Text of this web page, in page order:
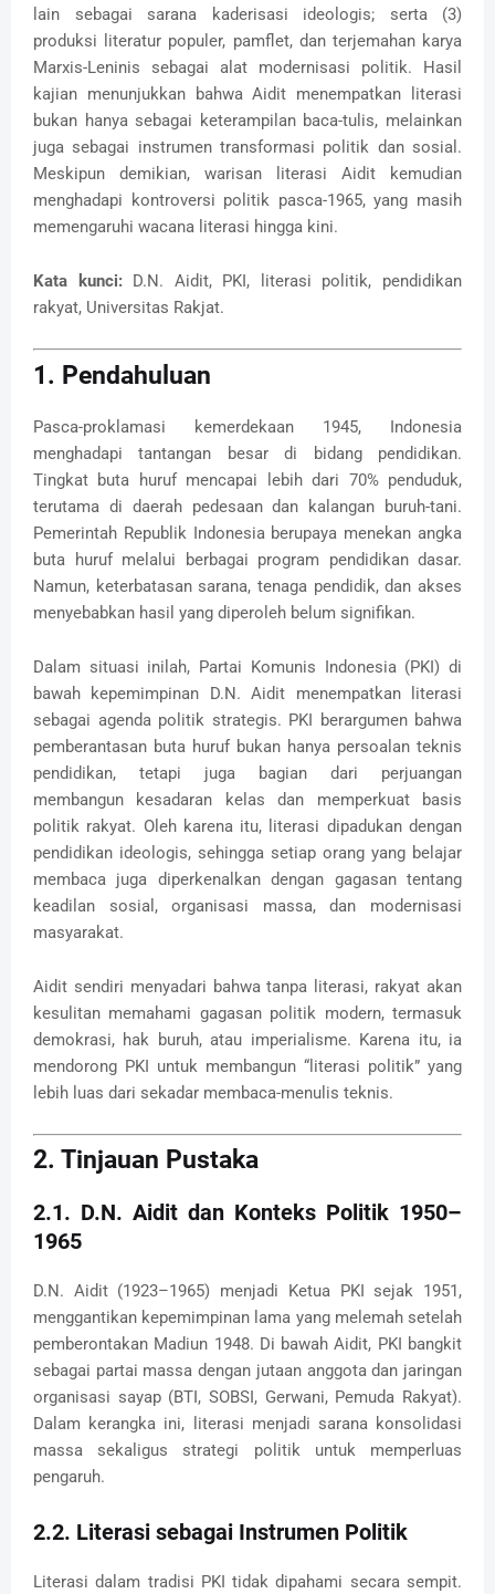
lain sebagai sarana kaderisasi ideologis; serta (3)
produksi literatur populer, pamflet, dan terjemahan karya
Marxis-Leninis sebagai alat modernisasi politik. Hasil
kajian menunjukkan bahwa Aidit menempatkan literasi
bukan hanya sebagai keterampilan baca-tulis, melainkan
juga sebagai instrumen transformasi politik dan sosial.
Meskipun demikian, warisan literasi Aidit kemudian
menghadapi kontroversi politik pasca-1965, yang masih
memengaruhi wacana literasi hingga kini.
Kata kunci:D.N. Aidit, PKI, literasi politik, pendidikan
rakyat, Universitas Rakjat.
1. Pendahuluan
Pasca-proklamasi kemerdekaan 1945, Indonesia
menghadapi tantangan besar di bidang pendidikan.
Tingkat buta huruf mencapai lebih dari 70% penduduk,
terutama di daerah pedesaan dan kalangan buruh-tani.
Pemerintah Republik Indonesia berupaya menekan angka
buta huruf melalui berbagai program pendidikan dasar.
Namun, keterbatasan sarana, tenaga pendidik, dan akses
menyebabkan hasil yang diperoleh belum signifikan.
Dalam situasi inilah, Partai Komunis Indonesia (PKI) di
bawah kepemimpinan D.N. Aidit menempatkan literasi
sebagai agenda politik strategis. PKI berargumen bahwa
pemberantasan buta huruf bukan hanya persoalan teknis
pendidikan, tetapi juga bagian dari perjuangan
membangun kesadaran kelas dan memperkuat basis
politik rakyat. Oleh karena itu, literasi dipadukan dengan
pendidikan ideologis, sehingga setiap orang yang belajar
membaca juga diperkenalkan dengan gagasan tentang
keadilan sosial, organisasi massa, dan modernisasi
masyarakat.
Aidit sendiri menyadari bahwa tanpa literasi, rakyat akan
kesulitan memahami gagasan politik modern, termasuk
demokrasi, hak buruh, atau imperialisme. Karena itu, ia
mendorong PKI untuk membangun “literasi politik” yang
lebih luas dari sekadar membaca-menulis teknis.
2. Tinjauan Pustaka
2.1. D.N. Aidit dan Konteks Politik 1950–
1965
D.N. Aidit (1923–1965) menjadi Ketua PKI sejak 1951,
menggantikan kepemimpinan lama yang melemah setelah
pemberontakan Madiun 1948. Di bawah Aidit, PKI bangkit
sebagai partai massa dengan jutaan anggota dan jaringan
organisasi sayap (BTI, SOBSI, Gerwani, Pemuda Rakyat).
Dalam kerangka ini, literasi menjadi sarana konsolidasi
massa sekaligus strategi politik untuk memperluas
pengaruh.
2.2. Literasi sebagai Instrumen Politik
Literasi dalam tradisi PKI tidak dipahami secara sempit.